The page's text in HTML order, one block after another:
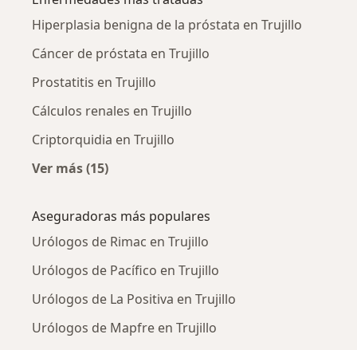
Hiperplasia benigna de la próstata en Trujillo
Cáncer de próstata en Trujillo
Prostatitis en Trujillo
Cálculos renales en Trujillo
Criptorquidia en Trujillo
Ver más (15)
Aseguradoras más populares
Urólogos de Rimac en Trujillo
Urólogos de Pacífico en Trujillo
Urólogos de La Positiva en Trujillo
Urólogos de Mapfre en Trujillo